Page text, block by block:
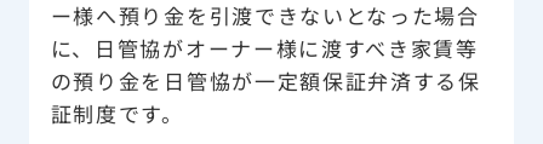
ー様へ預り金を引渡できないとなった場合
に、日管協がオーナー様に渡すべき家賃等
の預り金を日管恊が一定額保証弁済する保
証制度です。